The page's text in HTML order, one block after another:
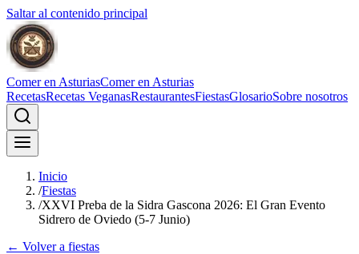
Saltar al contenido principal
Comer en AsturiasComer en Asturias
RecetasRecetas VeganasRestaurantesFiestasGlosarioSobre nosotros
Inicio
/Fiestas
/XXVI Preba de la Sidra Gascona 2026: El Gran Evento
Sidrero de Oviedo (5-7 Junio)
← Volver a fiestas